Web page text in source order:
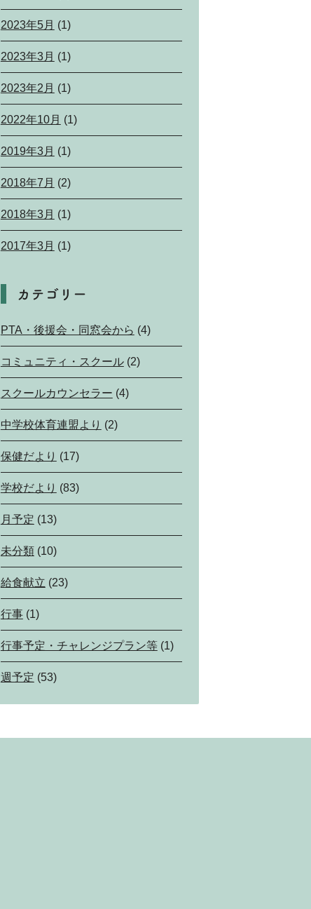
2023年5月 (1)
2023年3月 (1)
2023年2月 (1)
2022年10月 (1)
2019年3月 (1)
2018年7月 (2)
2018年3月 (1)
2017年3月 (1)
カテゴリー
PTA・後援会・同窓会から (4)
コミュニティ・スクール(2)
スクールカウンセラー (4)
中学校体育連盟より (2)
保健だより (17)
学校だより (83)
月予定 (13)
未分類(10)
給食献立 (23)
行事(1)
行事予定・チャレンジプラン等(1)
週予定 (53)